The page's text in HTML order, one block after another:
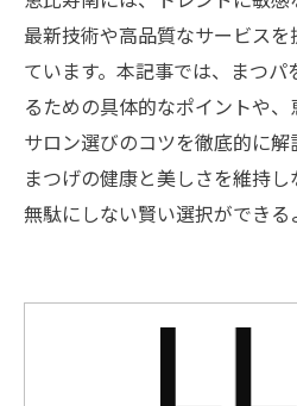
最新技術や高品質なサービス
ています。本記事では、まつ
るための具体的なポイントや
サロン選びのコツを徹底的に解
まつげの健康と美しさを維持
無駄にしない賢い選択ができる